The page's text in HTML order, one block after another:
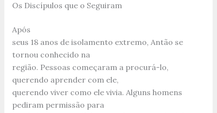
Os Discípulos que o Seguiram
Após
seus 18 anos de isolamento extremo, Antão se
tornou conhecido na
região. Pessoas começaram a procurá-lo,
querendo aprender com ele,
querendo viver como ele vivia. Alguns homens
pediram permissão para